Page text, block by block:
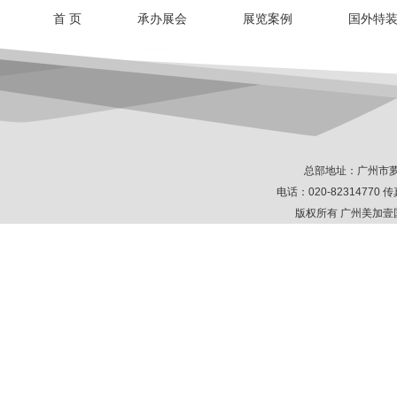
首 页 承办展会 展览案例 国外特
总部地址：广州市
电话：020-82314770
版权所有 广州美加